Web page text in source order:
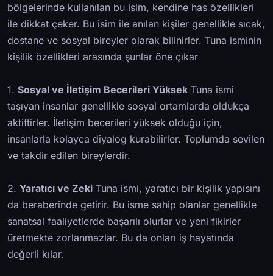
bölgelerinde kullanılan bu isim, kendine has özellikleri
ile dikkat çeker. Bu isim ile anılan kişiler genellikle sıcak,
dostane ve sosyal bireyler olarak bilinirler. Tuna isminin
kişilik özellikleri arasında şunlar öne çıkar
1. Sosyal ve İletişim Becerileri Yüksek Tuna ismi
taşıyan insanlar genellikle sosyal ortamlarda oldukça
aktiftirler. İletişim becerileri yüksek olduğu için,
insanlarla kolayca diyalog kurabilirler. Toplumda sevilen
ve takdir edilen bireylerdir.
2. Yaratıcı ve Zeki Tuna ismi, yaratıcı bir kişilik yapısını
da beraberinde getirir. Bu isme sahip olanlar genellikle
sanatsal faaliyetlerde başarılı olurlar ve yeni fikirler
üretmekte zorlanmazlar. Bu da onları iş hayatında
değerli kılar.